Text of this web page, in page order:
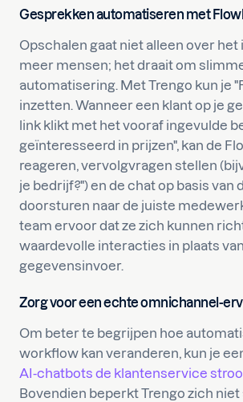
Gesprekken automatiseren met
Opschalen gaat niet alleen over het
meer mensen; het draait om
automatisering. Met Trengo kun je
inzetten. Wanneer een klant op je
link klikt met het vooraf ingevulde
geïnteresseerd in prijzen", kan de
reageren, vervolgvragen stellen
je bedrijf?") en de chat op basis van
doorsturen naar de juiste
team ervoor dat ze zich kunnen
waardevolle interacties in plaats
gegevensinvoer.
Zorg voor een echte omnichannel-
Om beter te begrijpen hoe
workflow kan veranderen, kun je
AI-chatbots de klantenservice
Bovendien beperkt Trengo zich